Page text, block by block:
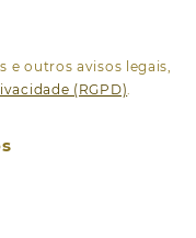
e outros avisos legais,
(RGPD)